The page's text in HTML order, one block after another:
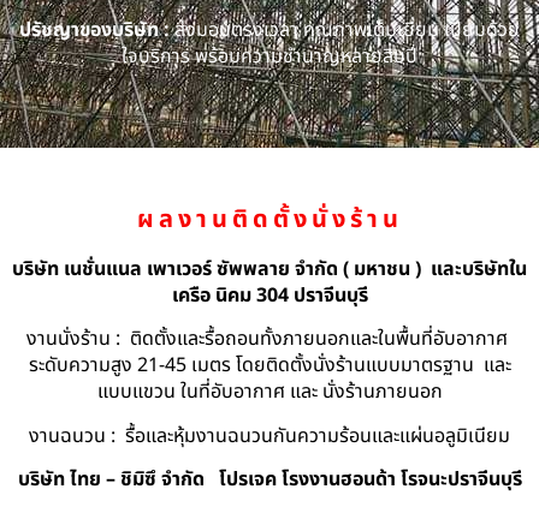
ปรัชญาของบริษัท :ส่งมอบตรงเวลา คุณภาพเต็มเยี่ยม เปี่ยมด้วย
ใจบริการ พร้อมความชำนาญหลายสิบปี
ผลงานติดตั้งนั่งร้าน
บริษัท เนชั่นแนล เพาเวอร์ ซัพพลาย จำกัด ( มหาชน ) และบริษัทใน
เครือ นิคม 304 ปราจีนบุรี
งานนั่งร้าน : ติดตั้งและรื้อถอนทั้งภายนอกและในพื้นที่อับอากาศ
ระดับความสูง 21-45 เมตร โดยติดตั้งนั่งร้านแบบมาตรฐาน และ
แบบแขวน ในที่อับอากาศ และ นั่งร้านภายนอก
งานฉนวน : รื้อและหุ้มงานฉนวนกันความร้อนและแผ่นอลูมิเนียม
บริษัท ไทย – ชิมิซึ จำกัด โปรเจค โรงงานฮอนด้า โรจนะปราจีนบุรี